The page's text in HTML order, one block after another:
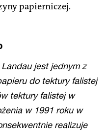
papierniczej.
jest jednym z
do tektury falistej
tektury falistej w
w 1991 roku w
realizuje